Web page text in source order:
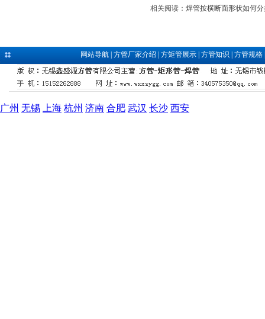
相关阅读： 焊管按横断面形状如何
网站导航| 方管厂家介绍 方矩管展示| 方管知识 方管规格
广州 无锡 上海 杭州 济南 合肥 武汉 长沙 西安